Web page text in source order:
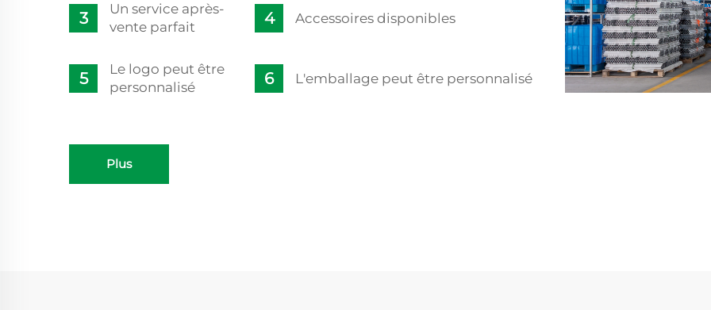
Un service après-
vente parfait
Accessoires disponibles
Le logo peut être
personnalisé
L'emballage peut être personnalisé
Plus